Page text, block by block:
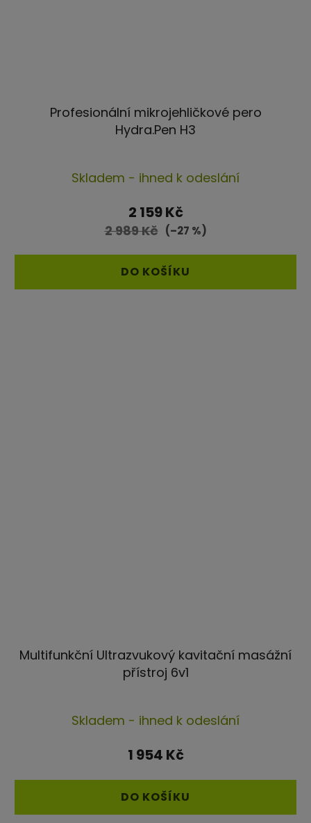
Profesionální mikrojehličkové pero
Hydra.Pen H3
hodnocení
produktu
je
z
5
Skladem - ihned k odeslání
2 159 Kč
2 989 Kč (–27 %)
DO KOŠÍKU
Multifunkční Ultrazvukový kavitační masážní
přístroj 6v1
hodnocení
produktu
4,3
z
Skladem - ihned k odeslání
1 954 Kč
DO KOŠÍKU